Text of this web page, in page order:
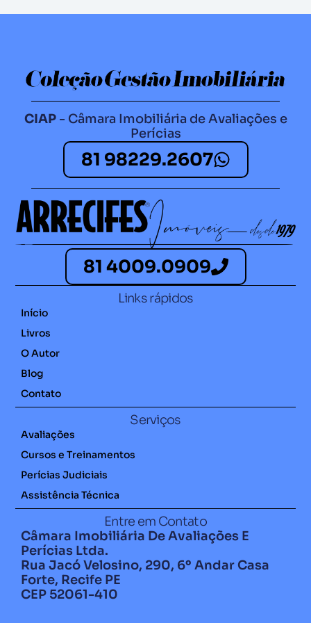
CIAP- Câmara Imobiliária de Avaliações e
Perícias
81 98229.2607​
81 4009.0909
Links rápidos
Início
Livros
O Autor
Blog
Contato
Serviços
Avaliações
Cursos e Treinamentos
Perícias Judiciais
Assistência Técnica
Entre em Contato
Câmara Imobiliária De Avaliações E
Perícias Ltda.
Rua Jacó Velosino, 290, 6º Andar Casa
Forte, Recife PE
CEP 52061-410